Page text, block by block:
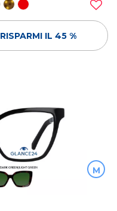
RISPARMI IL 45 %
M